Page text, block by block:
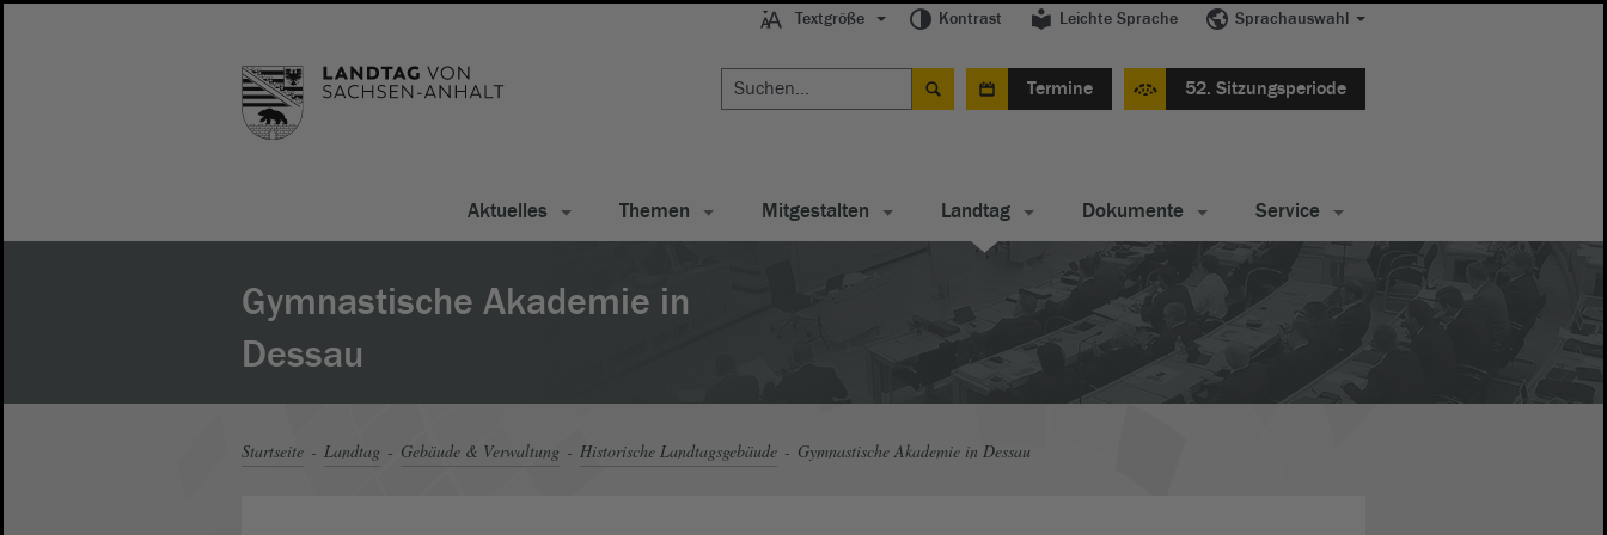
Textgröße Kontrast Leichte Sprache Sprachauswahl
Termine 52. Sitzungsperiode
Aktuelles Themen Mitgestalten Landtag Dokumente Service
Gymnastische Akademie in
Dessau
Startseite Landtag Gebäude & Verwaltung Historische Landtagsgebäude Gymnastische Akademie in Dessau